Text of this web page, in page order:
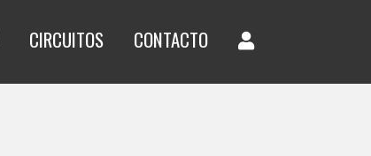
CIRCUITOS CONTACTO